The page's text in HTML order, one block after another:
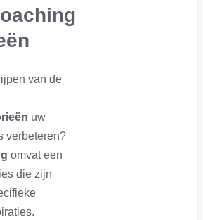
van de
uw
verbeteren?
omvat een
die zijn